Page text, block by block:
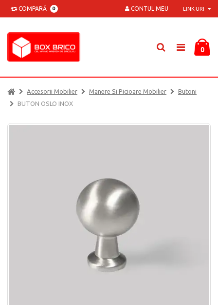
COMPARĂ 0 LINK-URI
CONTUL MEU
0
Accesorii Mobilier Manere Si Picioare Mobilier
Butoni
BUTON OSLO INOX